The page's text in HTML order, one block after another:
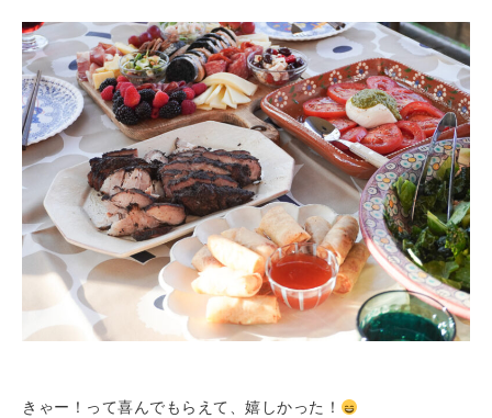
きゃー！って喜んでもらえて、嬉しかった！